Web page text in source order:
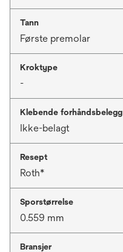
Tann
Første premolar
Kroktype
-
Klebende forhåndsbelegg
Ikke-belagt
Resept
Roth*
Sporstørrelse
0.559 mm
Bransjer